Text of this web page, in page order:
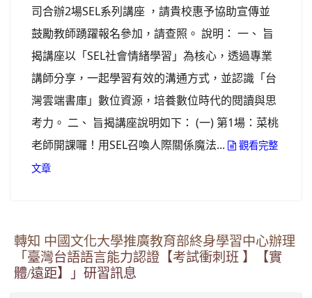
司合辦2場SEL系列講座 ，請貴校惠予協助宣傳並
鼓勵教師踴躍報名參加，請查照。 說明： 一、 旨
揭講座以「SEL社會情緒學習」為核心，透過專業
講師分享，一起學習有效的溝通方式，並認識「台
灣雲端書庫」數位資源，培養數位時代的閱讀與思
考力。 二、 旨揭講座說明如下： (一) 第1場：菜桃
老師開課囉！用SEL召喚人際關係魔法...
觀看完整
文章
轉知 中國文化大學推廣教育部終身學習中心辦理
「臺灣台語語言能力認證【考試衝刺班 】【實
體/遠距】」研習訊息